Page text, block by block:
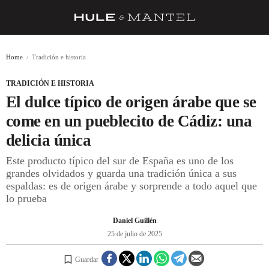
DÓNDE COMER
ÍDOLOS DE MESAS
CUADERNO DE VIAJE
Home Tradición e historia
TRADICIÓN E HISTORIA
El dulce típico de origen árabe que se
come en un pueblecito de Cádiz: una
delicia única
Este producto típico del sur de España es uno de los
grandes olvidados y guarda una tradición única a sus
espaldas: es de origen árabe y sorprende a todo aquel que
lo prueba
Daniel Guillén
25 de julio de 2025
Guardar